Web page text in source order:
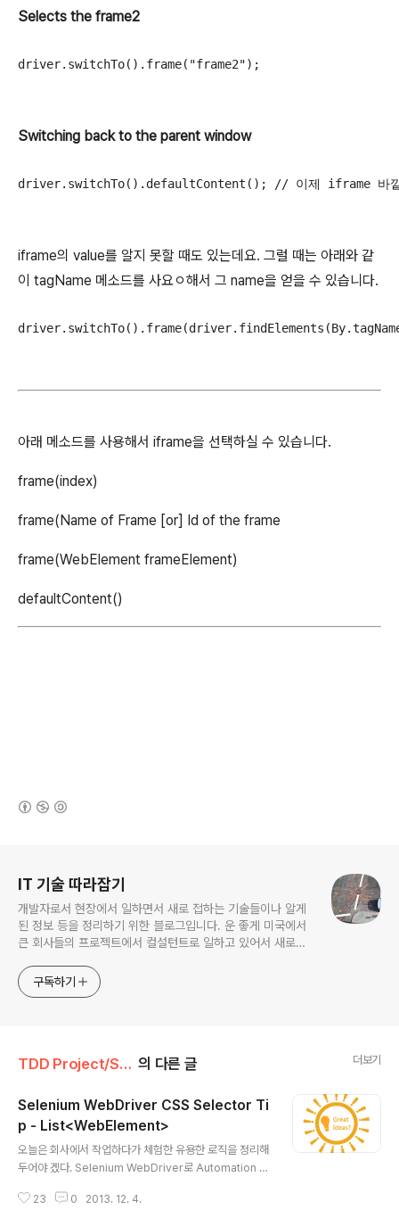
Selects the frame2
driver. switchTo(). frame( "frame2");
Switching back to the parent window
driver. switchTo(). defaultContent (); // 이제 iframe 바
iframe의 value를 알지 못할 때도 있는데요. 그럴 때는 아래와 같
이 tagName 메소드를 사요ㅇ해서 그 name을 얻을 수 있습니다.
driver. switchTo(). frame(driver. findElements (By.
아래 메소드를 사용해서 iframe을 선택하실 수 있습니다.
frame(index)
frame(Name of Frame [or] Id of the frame
frame(WebElement frameElement)
defaultContent()
IT 기술 따라잡기
개발자로서 현장에서 일하면서 새로 접하는 기술들이나 알게
된 정보 등을 정리하기 위한 블로그입니다. 운 좋게 미국에서
큰 회사들의 프로젝트에서 컬설턴트로 일하고 있어서 새로운
사용되는 툴들에 대해 많은 분들과 정보를 공유하고 싶습니다.
구독하기
TDD Project/Selenium Web Driver 의 다른 글 더보기
Selenium WebDriver CSS Selector Ti
p - List<WebElement>
오늘은 회사에서 작업하다가 체험한 유용한 로직을 정리해
두어야 겠다. Selenium WebDriver로 Automation T
를 들어 이중에서 세번째 것을 클릭해야 하는데 ... 이걸 어
23 0 2013. 12. 4.